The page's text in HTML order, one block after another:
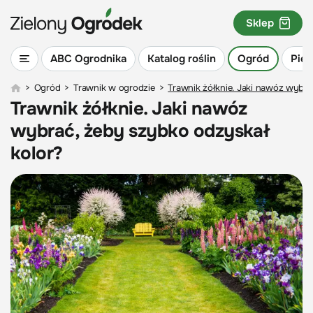
ABC Ogrodnika Katalog roślin Ogród
Sklep
> Ogród > Trawnik w ogrodzie > Trawnik żółknie. Jaki nawóz
Trawnik żółknie. Jaki nawóz
wybrać, żeby szybko odzyskał
kolor?